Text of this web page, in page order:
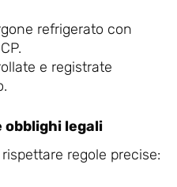
refrigerato con
e registrate
obblighi legali
regole precise: